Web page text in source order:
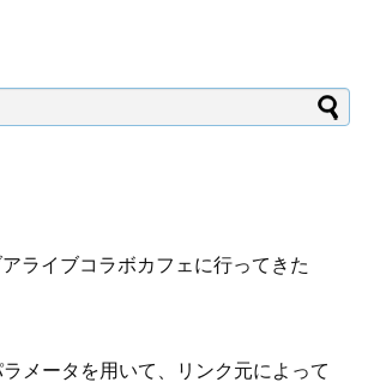
ライブコラボカフェに行ってきた
メータを用いて、リンク元によって